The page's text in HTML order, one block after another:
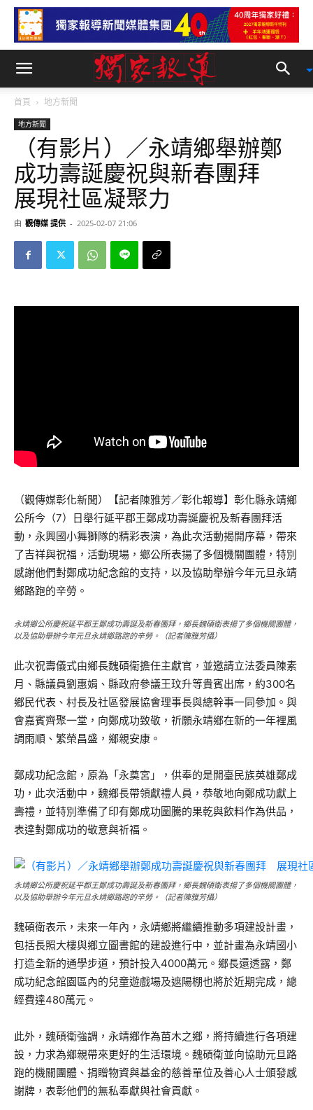
首頁 地方新聞
地方新聞
（有影片）／永靖鄉舉辦鄭
成功壽誕慶祝與新春團拜
展現社區凝聚力
由 觀傳媒 提供 - 2025-02-07 21:06
（觀傳媒彰化新聞）【記者陳雅芳／彰化報導】彰化縣永靖鄉
公所今（7）日舉行延平郡王鄭成功壽誕慶祝及新春團拜活
動，永興國小舞獅隊的精彩表演，為此次活動揭開序幕，帶來
了吉祥與祝福，活動現場，鄉公所表揚了多個機關團體，特別
感謝他們對鄭成功紀念館的支持，以及協助舉辦今年元旦永靖
鄉路跑的辛勞。
永靖鄉公所慶祝延平郡王鄭成功壽誕及新春團拜，鄉長魏碩衛表揚了多個機關團體，
以及協助舉辦今年元旦永靖鄉路跑的辛勞。（記者陳雅芳攝）
此次祝壽儀式由鄉長魏碩衛擔任主獻官，並邀請立法委員陳素
月、縣議員劉惠娟、縣政府參議王玟升等貴賓出席，約300名
鄉民代表、村長及社區發展協會理事長與總幹事一同參加。與
會嘉賓齊聚一堂，向鄭成功致敬，祈願永靖鄉在新的一年裡風
調雨順、繁榮昌盛，鄉親安康。
鄭成功紀念館，原為「永奠宮」，供奉的是開臺民族英雄鄭成
功，此次活動中，魏鄉長帶領獻禮人員，恭敬地向鄭成功獻上
壽禮，並特別準備了印有鄭成功圖騰的果乾與飲料作為供品，
表達對鄭成功的敬意與祈福。
永靖鄉公所慶祝延平郡王鄭成功壽誕及新春團拜，鄉長魏碩衛表揚了多個機關團體，
以及協助舉辦今年元旦永靖鄉路跑的辛勞。（記者陳雅芳攝）
魏碩衛表示，未來一年內，永靖鄉將繼續推動多項建設計畫，
包括長照大樓與鄉立圖書館的建設進行中，並計畫為永靖國小
打造全新的通學步道，預計投入4000萬元。鄉長還透露，鄭
成功紀念館園區內的兒童遊戲場及遮陽棚也將於近期完成，總
經費達480萬元。
此外，魏碩衛強調，永靖鄉作為苗木之鄉，將持續進行各項建
設，力求為鄉親帶來更好的生活環境。魏碩衛並向協助元旦路
跑的機關團體、捐贈物資與基金的慈善單位及善心人士頒發感
謝牌，表彰他們的無私奉獻與社會貢獻。